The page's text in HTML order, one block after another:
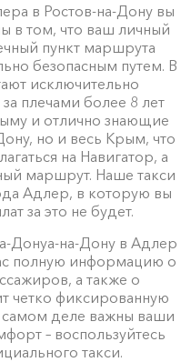
в Ростов-на-Дону вы
в том, что ваш личный
пункт маршрута
безопасным путем. В
исключительно
плечами более 8 лет
и отлично знающие
но и весь Крым, что
на Навигатор, а
маршрут. Наше такси
Адлер, в которую вы
за это не будет.
Донуа-на-Дону в Адлер
полную информацию о
а также о
четко фиксированную
самом деле важны ваши
– воспользуйтесь
такси.